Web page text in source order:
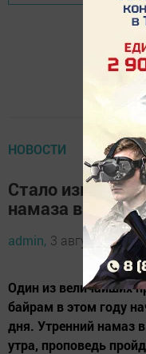
НОВОСТИ
Стало известно
намаза в
admin, 3 августа 2019
Один из величайших
байрам в этом году
дня. Утренний намаз
утра, проповедь